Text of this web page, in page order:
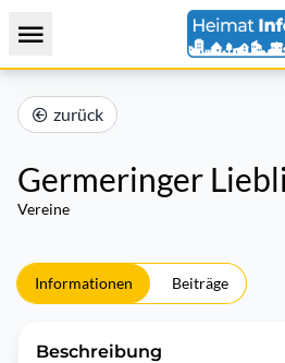
zurück
Germeringer
Vereine
Informationen Beiträge
Beschreibung